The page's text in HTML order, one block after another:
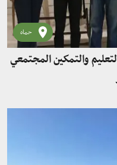
حماه
والتمكين المجتمعي